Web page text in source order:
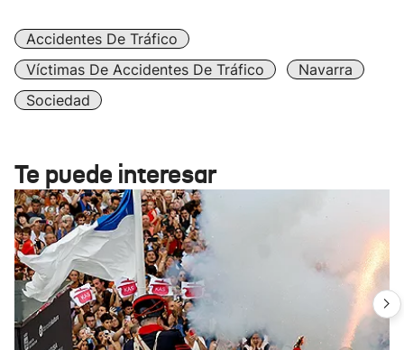
Accidentes De Tráfico
Víctimas De Accidentes De Tráfico
Navarra
Sociedad
Te puede interesar